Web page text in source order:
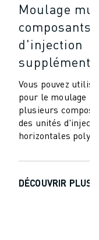
Moulage
composants
d'injection
Vous pouvez
pour le moulage
plusieurs
des unités
horizontales
DÉCOUVRIR PLUS